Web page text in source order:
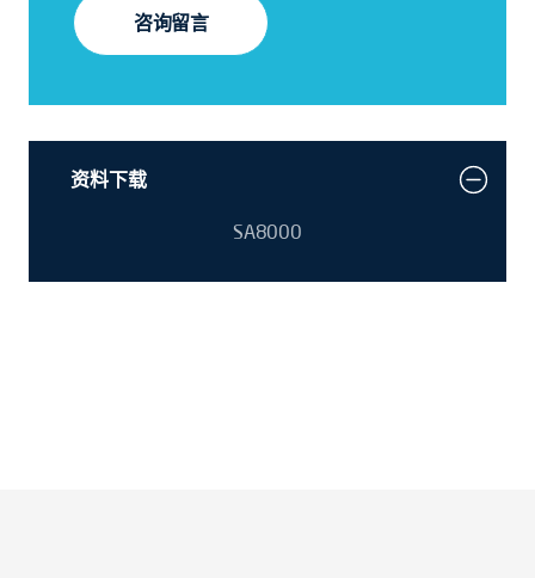
咨询留言
资料下载
SA8000